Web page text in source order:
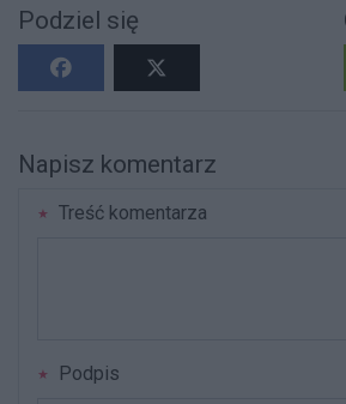
Podziel się
Napisz komentarz
Treść komentarza
Podpis